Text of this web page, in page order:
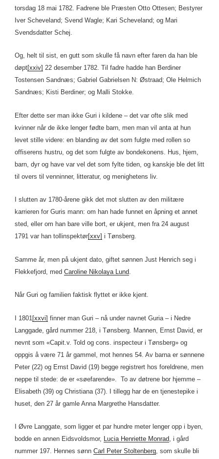
torsdag 18 mai 1782. Fadrene ble Præsten Otto Ottesen; Bestyrer
Iver Scheveland; Svend Wagle; Kari Scheveland; og Mari
Svendsdatter Schej.
Og, helt til sist, en gutt som skulle få navn efter faren da han ble
døpt[xxiv] 22 desember 1782. Til fadre hadde han Berdiner
Tostensen Sandnæs; Gabriel Gabrielsen N: Østraad; Ole Helmich
Sandnæs; Kisti Berdiner; og Malli Stokke.
Efter dette ser man ikke Guri i kildene – det var ofte slik med
kvinner når de ikke lenger fødte barn, men man vil anta at hun
levet stille videre: en blanding av det som fulgte med rollen so
offiserens hustru, og det som fulgte av bondekonens. Hus, hjem,
barn, dyr og have var vel det som fylte tiden, og kanskje ble det litt
til overs til venninner, litteratur, og menighetens liv.
I slutten av 1780-årene gikk det mot slutten av den militære
karrieren for Guris mann: om han hade funnet en åpning et annet
sted, eller om han bare ville bort, er ukjent, men fra 24 august
1791 var han tollinspektør[xxv] i Tønsberg.
Samme år, men på ukjent dato, giftet sønnen Just Henrich seg i
Flekkefjord, med Caroline Nikolaya Lund
Når Guri og familien faktisk flyttet er ikke kjent.
I 1801 [xxvi] finner man Guri – nå under navnet Guria – i Nedre
Langgade, gård nummer 218, i Tønsberg. Mannen, Ernst David, er
nevnt som «Capit.v. Told og cons. inspecteur i Tønsberg» og
oppgis å være 71 år gammel, mot hennes 54. Av barna er sønnene
Peter (22) og Ernst David (19) begge registrert hos foreldrene, men
neppe til stede: de er «søefarende». To av døtrene bor hjemme –
Elisabeth (39) og Christiana (37). I tillegg har de en tjenestepike i
huset, den 27 år gamle Anna Margrethe Hansdatter.
I Øvre Langgate, som ligger et par hundre meter lenger opp i byen,
bodde en annen Eidsvoldsmor, Lucia Henriette Monrad, i gård
nummer 197. Hennes sønn Carl Peter Stoltenberg, som skulle bli